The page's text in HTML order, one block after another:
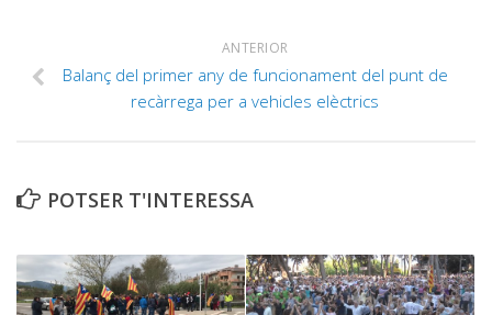
ANTERIOR
Balanç del primer any de funcionament del punt de
recàrrega per a vehicles elèctrics
POTSER T'INTERESSA